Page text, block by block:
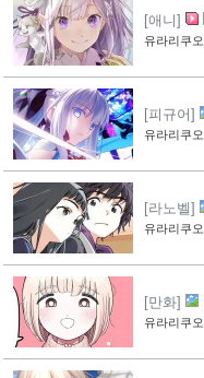
[애니]
계 생활
유라리쿠오
[피규어]
페이 신
유라리쿠오
[라노벨]
표지 공
유라리쿠오
[만화]
메이션
유라리쿠오